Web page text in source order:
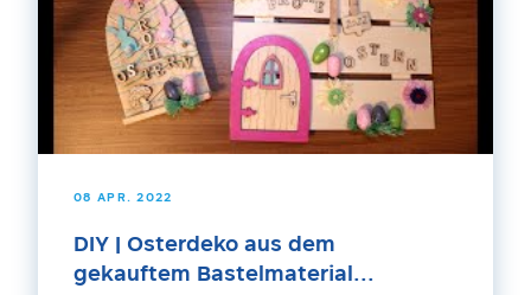
08 APR. 2022
DIY | Osterdeko aus dem
gekauftem Bastelmaterial...